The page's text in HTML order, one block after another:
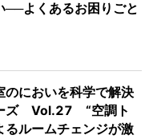
──よくあるお困りごと
のにおいを科学で解決
ズ Vol.27 “空調ト
るルームチェンジが激